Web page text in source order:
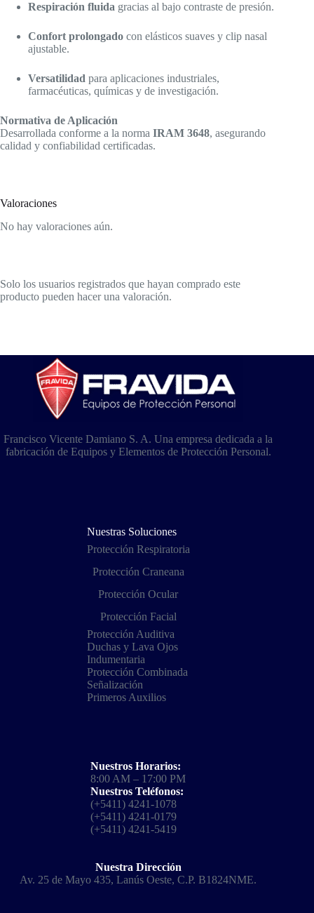
Respiración fluida gracias al bajo contraste de presión.
Confort prolongado con elásticos suaves y clip nasal
ajustable.
Versatilidad para aplicaciones industriales,
farmacéuticas, químicas y de investigación.
Normativa de Aplicación
Desarrollada conforme a la norma IRAM 3648, asegurando
calidad y confiabilidad certificadas.
Valoraciones
No hay valoraciones aún.
Solo los usuarios registrados que hayan comprado este
producto pueden hacer una valoración.
Francisco Vicente Damiano S. A. Una empresa dedicada a la
fabricación de Equipos y Elementos de Protección Personal.
Nuestras Soluciones
Protección Respiratoria
Protección Craneana
Protección Ocular
Protección Facial
Protección Auditiva
Duchas y Lava Ojos
Indumentaria
Protección Combinada
Señalización
Primeros Auxilios
Nuestros Horarios:
8:00 AM – 17:00 PM
Nuestros Teléfonos:
(+5411) 4241-1078
(+5411) 4241-0179
(+5411) 4241-5419
Nuestra Dirección
Av. 25 de Mayo 435, Lanús Oeste, C.P. B1824NME.